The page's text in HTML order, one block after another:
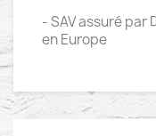
- SAV assuré par
en Europe